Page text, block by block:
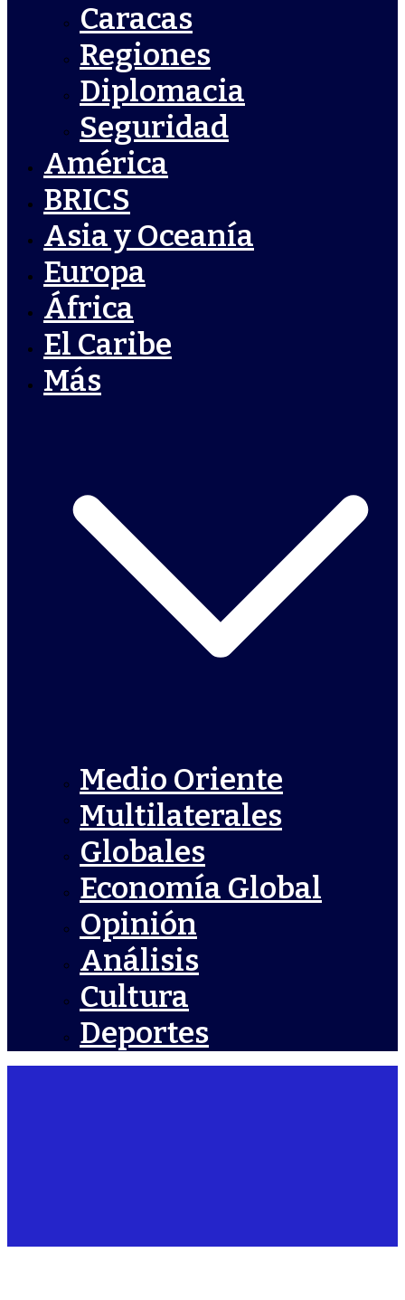
Caracas
Regiones
Diplomacia
Seguridad
América
BRICS
Asia y Oceanía
Europa
África
El Caribe
Más
Medio Oriente
Multilaterales
Globales
Economía Global
Opinión
Análisis
Cultura
Deportes